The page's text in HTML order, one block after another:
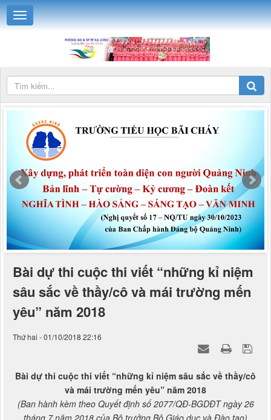
Bài dự thi cuộc thi viết “những kỉ niệm
sâu sắc về thầy/cô và mái trường mến
yêu” năm 2018
Thứ hai - 01/10/2018 22:16
Bài dự thi cuộc thi viết “những kỉ niệm sâu sắc về thầy/cô
và mái trường mến yêu” năm 2018
(Ban hành kèm theo Quyết định số 2077/QĐ-BGDĐT ngày 26